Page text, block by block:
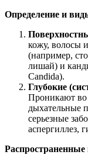
Определение и
кожу, волосы
(например,
лишай) и
Candida).
Глубокие
Проникают во
дыхательные
серьезные
аспергиллез,